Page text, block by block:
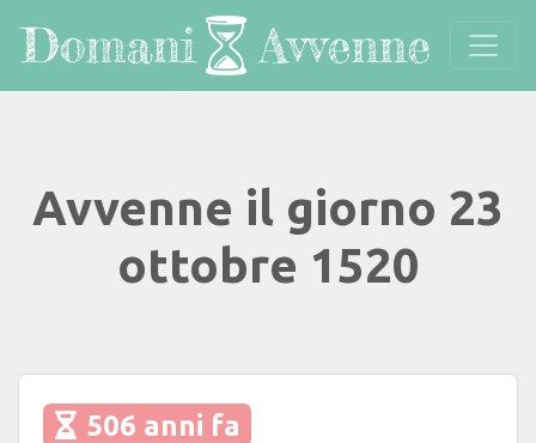
Avvenne il giorno 23
ottobre 1520
506 anni fa